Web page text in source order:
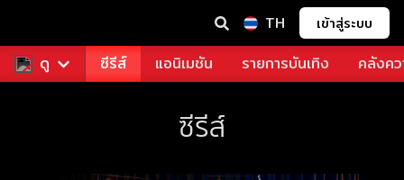
TH เข้าสู่ระบบ
ดูหนัง ซีรีส์ แอนิเมชัน รายการบันเทิง คลังค
ซีรีส์